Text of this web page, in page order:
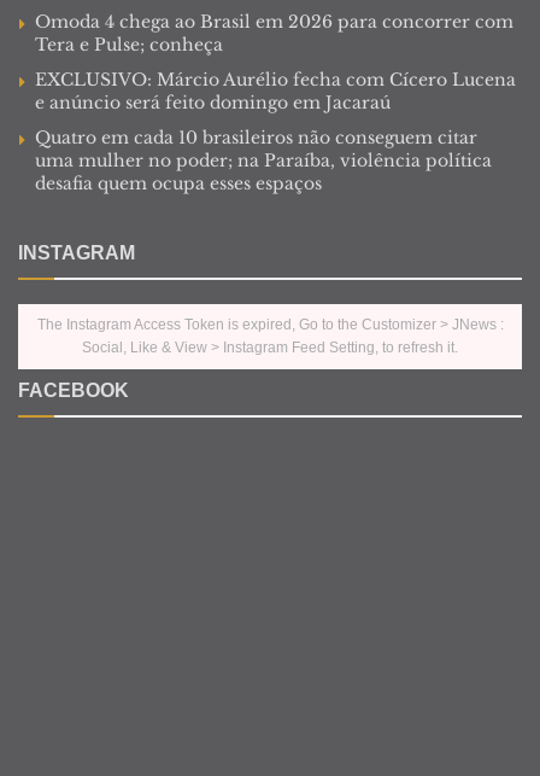
Omoda 4 chega ao Brasil em 2026 para concorrer com
Tera e Pulse; conheça
EXCLUSIVO: Márcio Aurélio fecha com Cícero Lucena
e anúncio será feito domingo em Jacaraú
Quatro em cada 10 brasileiros não conseguem citar
uma mulher no poder; na Paraíba, violência política
desafia quem ocupa esses espaços
INSTAGRAM
The Instagram Access Token is expired, Go to the Customizer > JNews :
Social, Like & View > Instagram Feed Setting, to refresh it.
FACEBOOK